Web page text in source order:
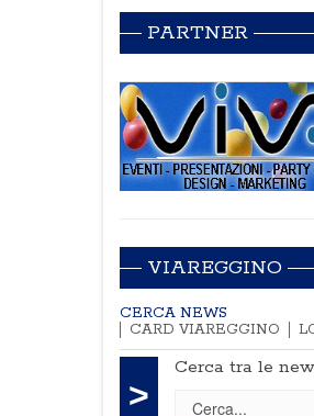
PARTNER
VIAREGGINO
CERCA NEWS
CARD VIAREGGINO
>
Cerca tra le